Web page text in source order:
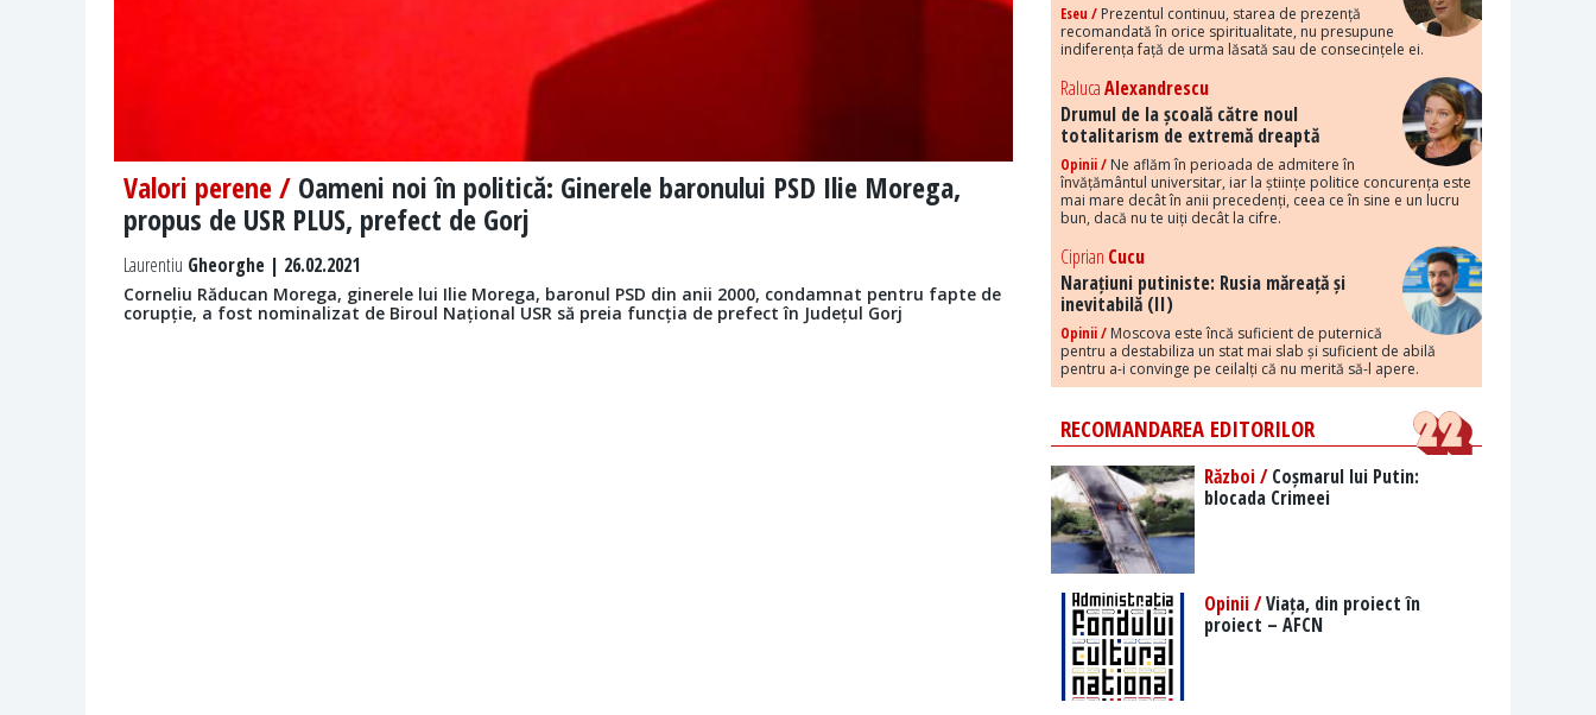
Valori perene / Oameni noi în politică: Ginerele baronului PSD Ilie Morega,
propus de USR PLUS, prefect de Gorj
Laurentiu Gheorghe | 26.02.2021
Corneliu Răducan Morega, ginerele lui Ilie Morega, baronul PSD din anii 2000, condamnat pentru fapte de
corupție, a fost nominalizat de Biroul Național USR să preia funcția de prefect în Județul Gorj
Eseu / Prezentul continuu, starea de prezență
recomandată în orice spiritualitate, nu presupune
indiferența față de urma lăsată sau de consecințele ei.
RalucaAlexandrescu
Drumul de la școală către noul
totalitarism de extremă dreaptă
Opinii / Ne aflăm în perioada de admitere în
învățământul universitar, iar la științe politice concurența este
mai mare decât în anii precedenți, ceea ce în sine e un lucru
bun, dacă nu te uiți decât la cifre.
Ciprian Cucu
Narațiuni putiniste: Rusia măreață și
inevitabilă (II)
Opinii / Moscova este încă suficient de puternică
pentru a destabiliza un stat mai slab și suficient de abilă
pentru a-i convinge pe ceilalți că nu merită să-l apere.
RECOMANDAREA EDITORILOR
Război /Coșmarul lui Putin:
blocada Crimeei
Opinii /Viața, din proiect în
proiect – AFCN